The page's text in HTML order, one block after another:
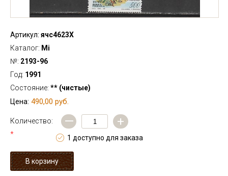
Артикул: ячс4623Х
Каталог: Mi
№: 2193-96
Год: 1991
Состояние: ** (чистые)
Цена: 490,00 руб.
Количество:
*
— +
1 доступно для заказа